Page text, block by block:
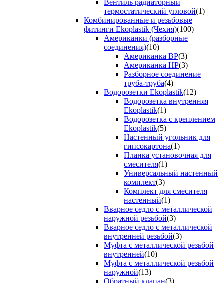
Вентиль радиаторный
термостатический угловой(1)
Комбинированные и резьбовые
фитинги Ekoplastik (Чехия)(100)
Американки (разборные
соединения)(10)
Американка ВР(3)
Американка НР(3)
Разборное соединение
труба-труба(4)
Водорозетки Ekoplastik(12)
Водорозетка внутренняя
Ekoplastik(1)
Водорозетка с креплением
Ekoplastik(5)
Настенный угольник для
гипсокартона(1)
Планка установочная для
смесителя(1)
Универсальный настенный
комплект(3)
Комплект для смесителя
настенный(1)
Вварное седло с металлической
наружной резьбой(3)
Вварное седло с металлической
внутренней резьбой(3)
Муфта с металлической резьбой
внутренней(10)
Муфта с металлической резьбой
наружной(13)
Обратный клапан(3)